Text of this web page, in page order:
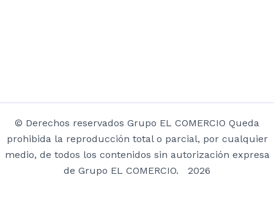
© Derechos reservados Grupo EL COMERCIO Queda
prohibida la reproducción total o parcial, por cualquier
medio, de todos los contenidos sin autorización expresa
de Grupo EL COMERCIO. 2026